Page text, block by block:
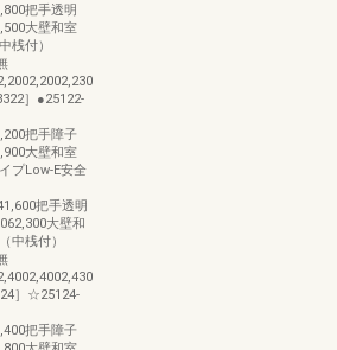
把手透明
大壁和室
桟付）
］●25122-
把手障子
大壁和室
プLow-E安全
把手透明
大壁和
中桟付）
］☆25124-
把手障子